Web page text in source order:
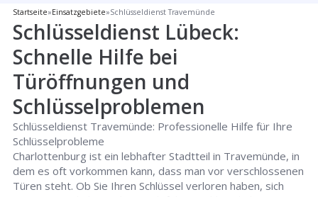
Startseite»Einsatzgebiete»Schlüsseldienst Travemünde
Schlüsseldienst Lübeck:
Schnelle Hilfe bei
Türöffnungen und
Schlüsselproblemen
Schlüsseldienst Travemünde: Professionelle Hilfe für Ihre
Schlüsselprobleme
Charlottenburg ist ein lebhafter Stadtteil in Travemünde, in
dem es oft vorkommen kann, dass man vor verschlossenen
Türen steht. Ob Sie Ihren Schlüssel verloren haben, sich